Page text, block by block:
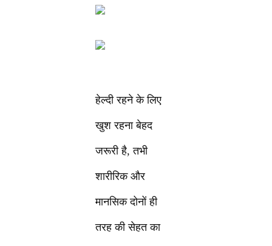
हेल्दी रहने के लिए
खुश रहना बेहद
जरूरी है, तभी
शारीरिक और
मानसिक दोनों ही
तरह की सेहत का